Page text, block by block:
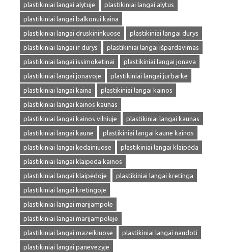
plastikiniai langai alytuje
plastikiniai langai alytus
plastikiniai langai balkonui kaina
plastikiniai langai druskininkuose
plastikiniai langai durys
plastikiniai langai ir durys
plastikiniai langai išpardavimas
plastikiniai langai issimoketinai
plastikiniai langai jonava
plastikiniai langai jonavoje
plastikiniai langai jurbarke
plastikiniai langai kaina
plastikiniai langai kainos
plastikiniai langai kainos kaunas
plastikiniai langai kainos vilniuje
plastikiniai langai kaunas
plastikiniai langai kaune
plastikiniai langai kaune kainos
plastikiniai langai kedainiuose
plastikiniai langai klaipėda
plastikiniai langai klaipeda kainos
plastikiniai langai klaipėdoje
plastikiniai langai kretinga
plastikiniai langai kretingoje
plastikiniai langai marijampole
plastikiniai langai marijampoleje
plastikiniai langai mazeikiuose
plastikiniai langai naudoti
plastikiniai langai panevezyje